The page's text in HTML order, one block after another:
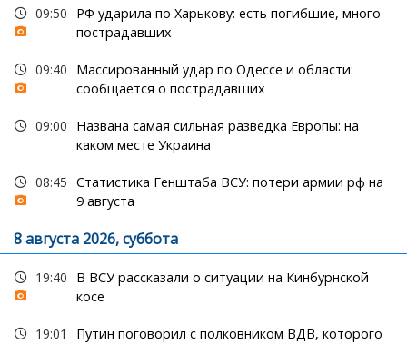
09:50
РФ ударила по Харькову: есть погибшие, много
пострадавших
09:40
Массированный удар по Одессе и области:
сообщается о пострадавших
09:00
Названа самая сильная разведка Европы: на
каком месте Украина
08:45 Статистика Генштаба ВСУ: потери армии рф на
9 августа
8 августа 2026, суббота
19:40
В ВСУ рассказали о ситуации на Кинбурнской
косе
19:01
Путин поговорил с полковником ВДВ, которого